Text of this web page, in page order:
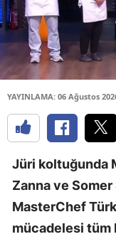
YAYINLAMA: 06 Ağustos
Jüri koltuğunda
Zanna ve
MasterChef
mücadelesi tüm